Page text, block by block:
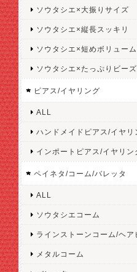
ソウタシエ×大振りサイズ
ソウタシエ×縦長スッキリ
ソウタシエ×短めボリュー
ソウタシエ×たっぷりビーズ
ピアス/イヤリング
ALL
ハンドメイドピアス/イヤリ
インポートピアス/イヤリン
ペイネタ/コーム/バレッタ
ALL
ソウタシエコーム
ラインストーンコーム/ヘア
メタルコーム